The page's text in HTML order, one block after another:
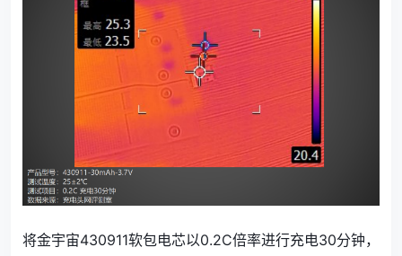
将金宇宙430911软包电芯以0.2C倍率进行充电30分钟，